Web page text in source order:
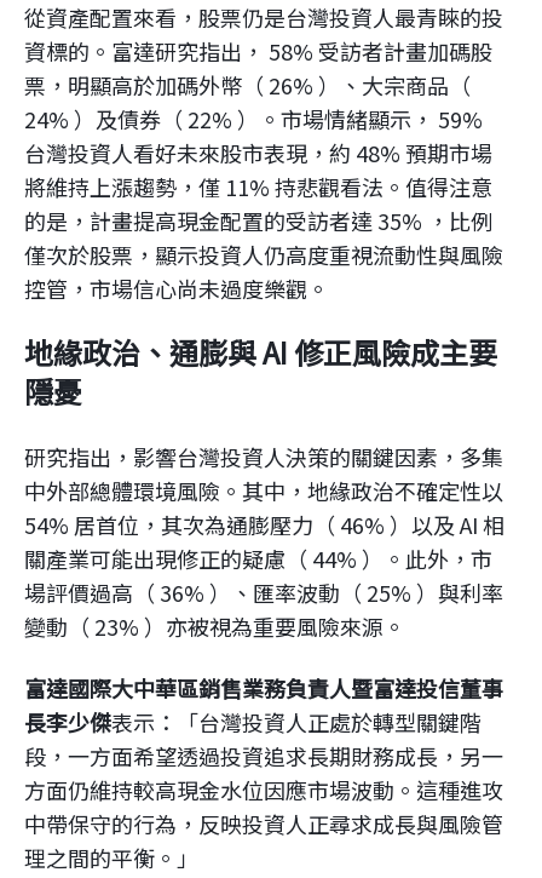
從資產配置來看，股票仍是台灣投資人最青睞的投
資標的。富達研究指出， 58% 受訪者計畫加碼股
票，明顯高於加碼外幣（ 26% ）、大宗商品（
24% ）及債券（ 22% ）。市場情緒顯示， 59%
台灣投資人看好未來股市表現，約 48% 預期市場
將維持上漲趨勢，僅 11% 持悲觀看法。值得注意
的是，計畫提高現金配置的受訪者達 35% ，比例
僅次於股票，顯示投資人仍高度重視流動性與風險
控管，市場信心尚未過度樂觀。
地緣政治、通膨與 AI 修正風險成主要
隱憂
研究指出，影響台灣投資人決策的關鍵因素，多集
中外部總體環境風險。其中，地緣政治不確定性以
54% 居首位，其次為通膨壓力（ 46% ）以及 AI 相
關產業可能出現修正的疑慮（ 44% ）。此外，市
場評價過高（ 36% ）、匯率波動（ 25% ）與利率
變動（ 23% ）亦被視為重要風險來源。
富達國際大中華區銷售業務負責人暨富達投信董事
長李少傑表示：「台灣投資人正處於轉型關鍵階
段，一方面希望透過投資追求長期財務成長，另一
方面仍維持較高現金水位因應市場波動。這種進攻
中帶保守的行為，反映投資人正尋求成長與風險管
理之間的平衡。」